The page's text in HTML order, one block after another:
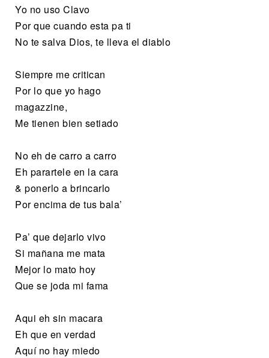
Yo no uso Clavo
Por que cuando esta pa ti
No te salva Dios, te lleva el diablo
Siempre me critican
Por lo que yo hago
magazzine,
Me tienen bien setiado
No eh de carro a carro
Eh parartele en la cara
& ponerlo a brincarlo
Por encima de tus bala’
Pa’ que dejarlo vivo
Si mañana me mata
Mejor lo mato hoy
Que se joda mi fama
Aqui eh sin macara
Eh que en verdad
Aquí no hay miedo